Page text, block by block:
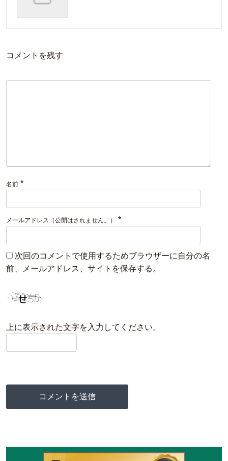
コメントを残す
名前 *
メールアドレス（公開はされません。） *
次回のコメントで使用するためブラウザーに自分の名
前、メールアドレス、サイトを保存する。
上に表示された文字を入力してください。